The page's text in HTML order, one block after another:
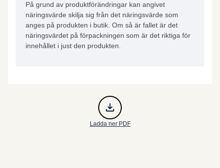
På grund av produktförändringar kan angivet
näringsvärde skilja sig från det näringsvärde som
anges på produkten i butik. Om så är fallet är det
näringsvärdet på förpackningen som är det riktiga för
innehållet i just den produkten.
Ladda ner PDF